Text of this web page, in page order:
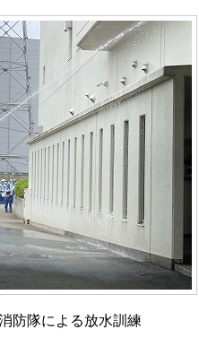
防隊による放水訓練